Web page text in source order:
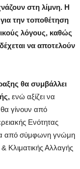
στη λίμνη. Η
την τοποθέτηση
λόγους, καθώς
να αποτελούν
θα συμβάλλει
ενώ αξίζει να
γίνουν από
Ενότητας
από σύμφωνη γνώμη
Κλιματικής Αλλαγής